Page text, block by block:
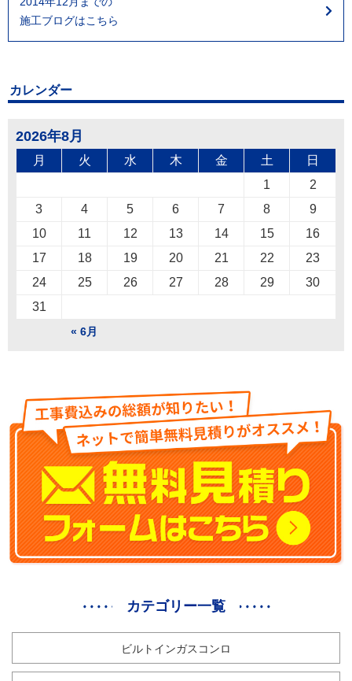
施工ブログはこちら
カレンダー
2026年8月
月 火 水 木 金 土 日
« 6月
1
2
3
4 5 6 7 8
9
10
11 12 13 14 15
16
17
18 19 20 21 22
23
24
25 26 27 28 29
30
31
カテゴリー一覧
ビルトインガスコンロ